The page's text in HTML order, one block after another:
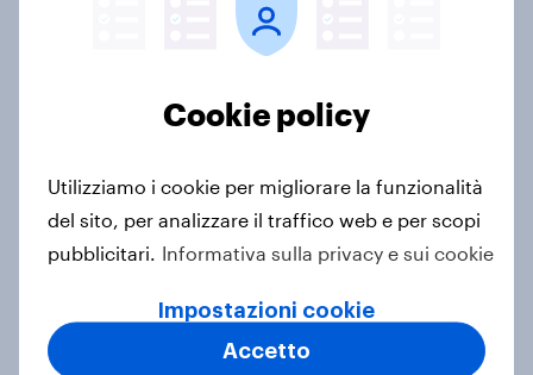
significa la felicità per i consumi
quotidiani
Complete Market, offrendo una
visione unificata dei dati degli
Cookie policy
Utilizziamo i cookie per migliorare la funzionalità
del sito, per analizzare il traffico web e per scopi
pubblicitari.
Informativa sulla privacy e sui cookie
Impostazioni cookie
Accetto